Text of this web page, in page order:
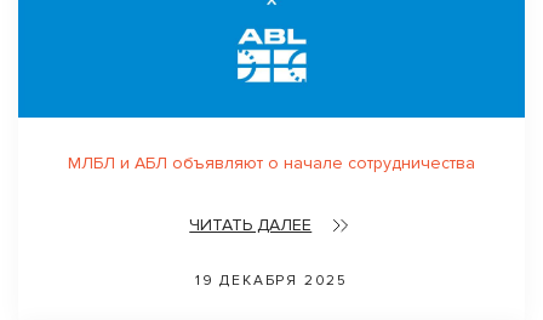
МЛБЛ и АБЛ объявляют о начале сотрудничества
ЧИТАТЬ ДАЛЕЕ
19 ДЕКАБРЯ 2025